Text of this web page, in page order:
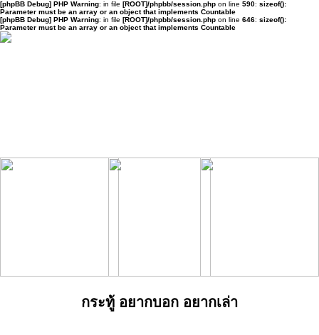
[phpBB Debug] PHP Warning: in file [ROOT]/phpbb/session.php on line 590: sizeof():
Parameter must be an array or an object that implements Countable
[phpBB Debug] PHP Warning: in file [ROOT]/phpbb/session.php on line 646: sizeof():
Parameter must be an array or an object that implements Countable
กระทู้ อยากบอก อยากเล่า